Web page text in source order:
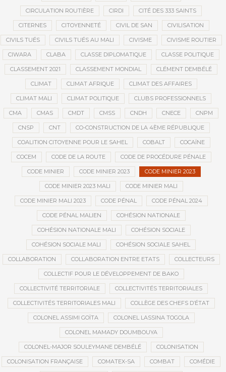
CIRCULATION ROUTIÈRE CIRDI CITÉ DES 333 SAINTS
CITERNES CITOYENNETÉ CIVIL DE SAN CIVILISATION
CIVILS TUÉS CIVILS TUÉS AU MALI CIVISME CIVISME ROUTIER
CIWARA CLABA CLASSE DIPLOMATIQUE CLASSE POLITIQUE
CLASSEMENT 2021 CLASSEMENT MONDIAL CLÉMENT DEMBÉLÉ
CLIMAT CLIMAT AFRIQUE CLIMAT DES AFFAIRES
CLIMAT MALI CLIMAT POLITIQUE CLUBS PROFESSIONNELS
CMA CMAS CMDT CMSS CNDH CNECE CNPM
CNSP CNT CO-CONSTRUCTION DE LA 4ÈME RÉPUBLIQUE
COALITION CITOYENNE POUR LE SAHEL COBALT COCAÏNE
COCEM CODE DE LA ROUTE CODE DE PROCÉDURE PÉNALE
CODE MINIER CODE MINIER 2023 CODE MINIER 2023
CODE MINIER 2023 MALI CODE MINIER MALI
CODE MINIER MALI 2023 CODE PÉNAL CODE PÉNAL 2024
CODE PÉNAL MALIEN COHÉSION NATIONALE
COHÉSION NATIONALE MALI COHÉSION SOCIALE
COHÉSION SOCIALE MALI COHÉSION SOCIALE SAHEL
COLLABORATION COLLABORATION ENTRE ETATS COLLECTEURS
COLLECTIF POUR LE DÉVELOPPEMENT DE BAKO
COLLECTIVITÉ TERRITORIALE COLLECTIVITÉS TERRITORIALES
COLLECTIVITÉS TERRITORIALES MALI COLLÈGE DES CHEFS D’ÉTAT
COLONEL ASSIMI GOÏTA COLONEL LASSINA TOGOLA
COLONEL MAMADY DOUMBOUYA
COLONEL-MAJOR SOULEYMANE DEMBÉLÉ COLONISATION
COLONISATION FRANÇAISE COMATEX-SA COMBAT COMÉDIE